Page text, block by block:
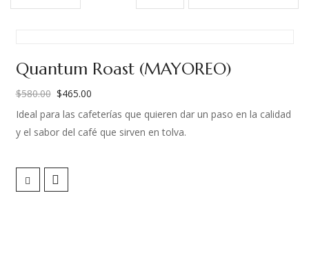
Quantum Roast (MAYOREO)
$580.00
El
precio
original
$580.00.
$465.00
El
precio
actual
$465.00.
Ideal para las cafeterías que quieren dar un paso en la calidad
y el sabor del café que sirven en tolva.
Esta mezcla de tuestes ofrece una relación precio-calidad
única de verdad. He desarrollado dos curvas de tueste